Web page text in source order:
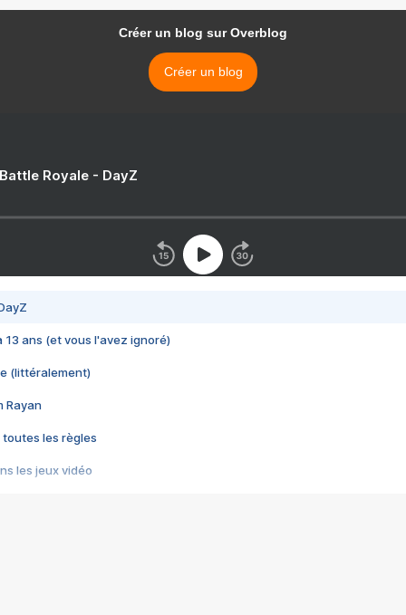
Créer un blog sur Overblog
Créer un blog
Royale - DayZ
13 ans (et vous l'avez ignoré)
(littéralement)
Rayan
toutes les règles
les jeux vidéo